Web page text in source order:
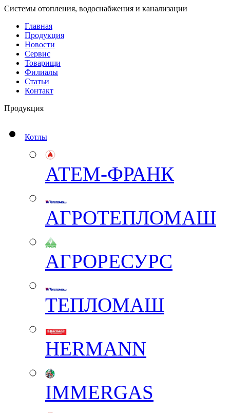
Системы отопления, водоснабжения и канализации
Главная
Продукция
Новости
Сервис
Товарищи
Филиалы
Статьи
Контакт
Продукция
Котлы
АТЕМ-ФРАНК
АГРОТЕПЛОМАШ
АГРОРЕСУРС
ТЕПЛОМАШ
HERMANN
IMMERGAS